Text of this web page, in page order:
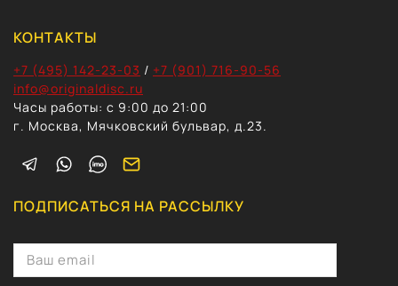
КОНТАКТЫ
+7 (495) 142-23-03 / +7 (901) 716-90-56
info@originaldisc.ru
Часы работы: с 9:00 до 21:00
г. Москва, Мячковский бульвар, д.23.
ПОДПИСАТЬСЯ НА РАССЫЛКУ